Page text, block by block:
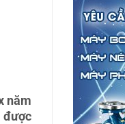
năm
được